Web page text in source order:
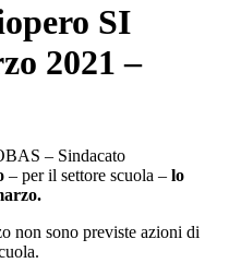
SI
2021 –
– Sindacato
– per il settore scuola – lo
non sono previste azioni di